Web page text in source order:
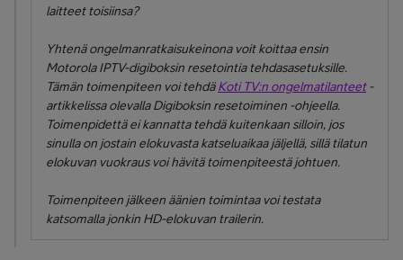
laitteet toisiinsa?
Yhtenä ongelmanratkaisukeinona voit koittaa ensin
Motorola IPTV-digiboksin resetointia tehdasasetuksille.
Tämän toimenpiteen voi tehdäKoti TV:n ongelmatilanteet-
artikkelissa olevallaDigiboksin resetoiminen -ohjeella.
Toimenpidettä ei kannatta tehdä kuitenkaan silloin, jos
sinulla on jostain elokuvasta katseluaikaa jäljellä, sillä tilatun
elokuvan vuokraus voi hävitä toimenpiteestä johtuen.
Toimenpiteen jälkeen äänien toimintaa voi testata
katsomalla jonkin HD-elokuvan trailerin.